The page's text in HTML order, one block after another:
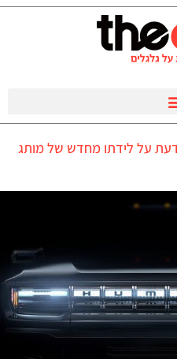
על לידתו מחדש של מותג